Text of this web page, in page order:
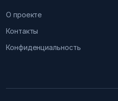
О проекте
Контакты
Конфиденциальность